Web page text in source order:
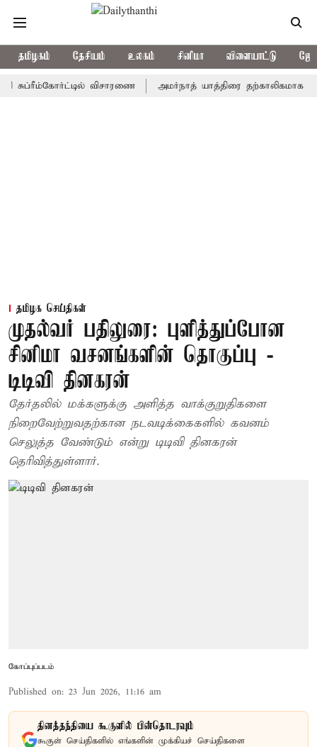
தமிழகம் தேசியம் உலகம் சினிமா விளையாட்டு
விசாரணை அமர்நாத் யாத்திரை தற்காலிகமாக நிறுத்தம்
தமிழக செய்திகள்
முதல்வர் பதிலுரை: புளித்துப்போன
சினிமா வசனங்களின் தொகுப்பு -
டிடிவி தினகரன்
தேர்தலில் மக்களுக்கு அளித்த வாக்குறுதிகளை
நிறைவேற்றுவதற்கான நடவடிக்கைகளில் கவனம்
செலுத்த வேண்டும் என்று டிடிவி தினகரன்
தெரிவித்துள்ளார்.
கோப்புப்படம்
Published on: 23 Jun 2026, 11:16 am
தினத்தந்தியை கூகுளில் பின்தொடரவும்
கூகுள் செய்திகளில் எங்களின் முக்கியச் செய்திகளை